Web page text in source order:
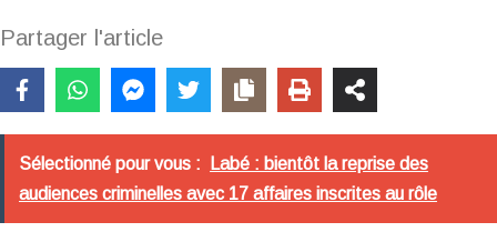
Partager l'article
Sélectionné pour vous :
Labé : bientôt la reprise des
audiences criminelles avec 17 affaires inscrites au rôle